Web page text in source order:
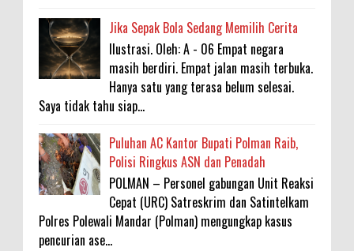
Jika Sepak Bola Sedang Memilih Cerita
Ilustrasi. Oleh: A - 06 Empat negara
masih berdiri. Empat jalan masih terbuka.
Hanya satu yang terasa belum selesai.
Saya tidak tahu siap...
Puluhan AC Kantor Bupati Polman Raib,
Polisi Ringkus ASN dan Penadah
POLMAN – Personel gabungan Unit Reaksi
Cepat (URC) Satreskrim dan Satintelkam
Polres Polewali Mandar (Polman) mengungkap kasus
pencurian ase...